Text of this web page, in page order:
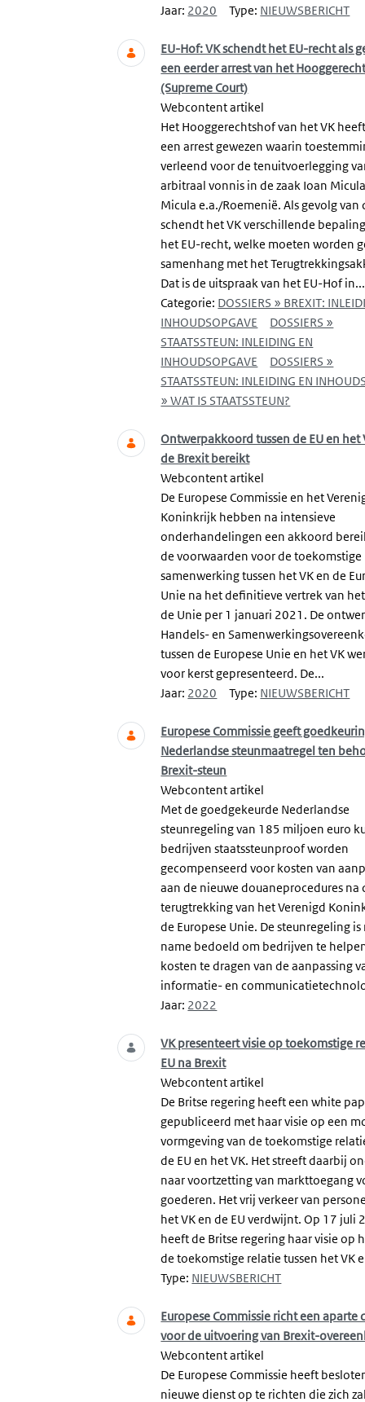
Jaar: 2020 Type: NIEUWSBERICHT
EU-Hof: VK schendt het EU-recht als
een eerder arrest van het
(Supreme Court)
Webcontent artikel
Het Hooggerechtshof van het VK
een arrest gewezen waarin
verleend voor de tenuitvoerlegging
arbitraal vonnis in de zaak Ioan
Micula e.a./Roemenië. Als gevolg van
schendt het VK verschillende
het EU-recht, welke moeten worden
samenhang met het
Dat is de uitspraak van het EU-Hof in...
Categorie: DOSSIERS » BREXIT:
INHOUDSOPGAVE
DOSSIERS »
STAATSSTEUN: INLEIDING EN
INHOUDSOPGAVE
DOSSIERS »
STAATSSTEUN: INLEIDING EN
» WAT IS STAATSSTEUN?
Ontwerpakkoord tussen de EU en het
de Brexit bereikt
Webcontent artikel
De Europese Commissie en het
Koninkrijk hebben na intensieve
onderhandelingen een akkoord
de voorwaarden voor de toekomstige
samenwerking tussen het VK en de
Unie na het definitieve vertrek van
de Unie per 1 januari 2021. De
Handels- en
tussen de Europese Unie en het VK
voor kerst gepresenteerd. De...
Jaar: 2020 Type: NIEUWSBERICHT
Europese Commissie geeft
Nederlandse steunmaatregel ten
Brexit-steun
Webcontent artikel
Met de goedgekeurde Nederlandse
steunregeling van 185 miljoen euro
bedrijven staatssteunproof worden
gecompenseerd voor kosten van
aan de nieuwe douaneprocedures na
terugtrekking van het Verenigd
de Europese Unie. De steunregeling is
name bedoeld om bedrijven te
kosten te dragen van de aanpassing
informatie- en
Jaar: 2022
VK presenteert visie op toekomstige
EU na Brexit
Webcontent artikel
De Britse regering heeft een white
gepubliceerd met haar visie op een
vormgeving van de toekomstige
de EU en het VK. Het streeft daarbij
naar voortzetting van markttoegang
goederen. Het vrij verkeer van
het VK en de EU verdwijnt. Op 17 juli
heeft de Britse regering haar visie op
de toekomstige relatie tussen het VK
Type: NIEUWSBERICHT
Europese Commissie richt een aparte
voor de uitvoering van Brexit-
Webcontent artikel
De Europese Commissie heeft
nieuwe dienst op te richten die zich